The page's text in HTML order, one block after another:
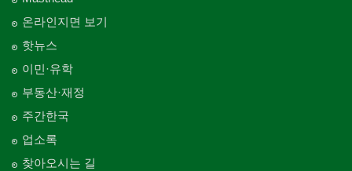
온라인지면 보기
핫뉴스
이민·유학
부동산·재정
주간한국
업소록
찾아오시는 길